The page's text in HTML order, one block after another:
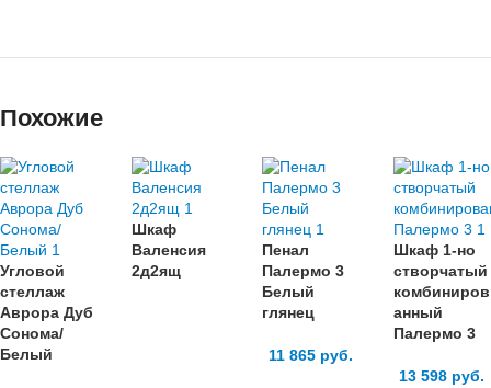
Похожие
Угловой
стеллаж
Аврора Дуб
Сонома/
Белый
Шкаф
Валенсия
2д2ящ
Пенал
Палермо 3
Белый
глянец
11 865 руб.
Шкаф 1-но
створчатый
комбиниров
анный
Палермо 3
13 598 руб.